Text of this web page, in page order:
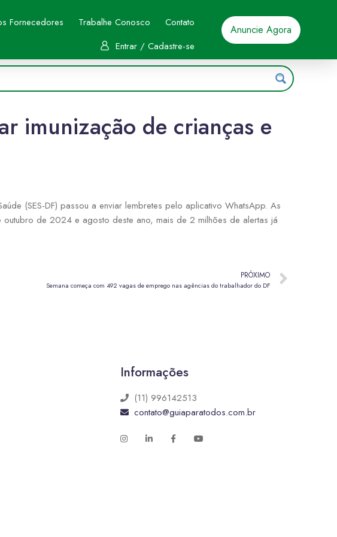
Fornecedores Trabalhe Conosco
Contato
Entrar / Cadastre-se
Anuncie Agora
imunização de crianças e
(SES-DF) passou a enviar lembretes pelo aplicativo WhatsApp. As
outubro de 2024 e agosto deste ano, mais de 2 milhões de alertas já
PRÓXIMO
Semana começa com 492 vagas de emprego nas agências do trabalhador do DF
Informações
(11) 996142513
contato@guiaparatodos.com.br